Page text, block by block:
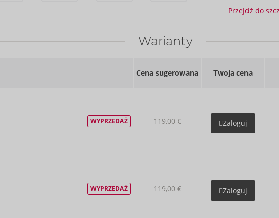
Przejdź do
Warianty
Cena sugerowana Twoja cena
WYPRZEDAŻ 119,00 € Zaloguj
WYPRZEDAŻ 119,00 € Zaloguj